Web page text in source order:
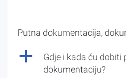
Putna dokumentacija,
a
Gdje i kada ću dobiti
dokumentaciju?